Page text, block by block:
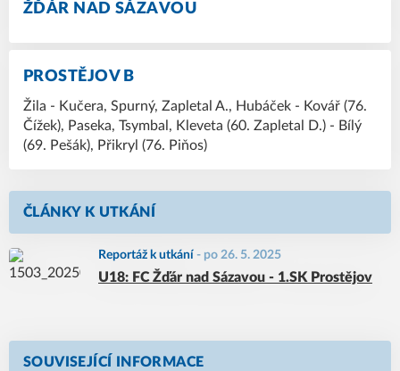
ŽĎÁR NAD SÁZAVOU
PROSTĚJOV B
Žila - Kučera, Spurný, Zapletal A., Hubáček - Kovář (76.
Čížek), Paseka, Tsymbal, Kleveta (60. Zapletal D.) - Bílý
(69. Pešák), Přikryl (76. Piňos)
ČLÁNKY K UTKÁNÍ
Reportáž k utkání - po 26. 5. 2025
U18: FC Žďár nad Sázavou - 1.SK Prostějov
SOUVISEJÍCÍ INFORMACE